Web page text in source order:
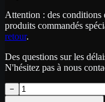
Attention : des conditions
produits commandés
retour.
Des questions sur les
N'hésitez pas à nous
−